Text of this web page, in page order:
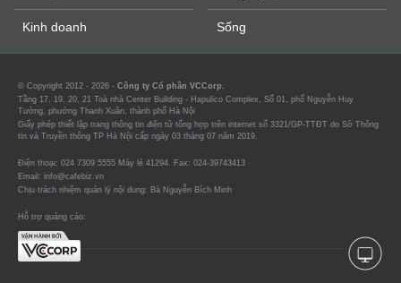
Kinh doanh Sống
© Copyright 2012 - 2026 - Công ty Cổ phần VCCorp.
Tầng 17, 19, 20, 21 Toà nhà Center Building - Hapulico Complex, Số 01, phố Nguyễn Huy
Tưởng, phường Thanh Xuân, thành phố Hà Nội
Giấy phép thiết lập trang thông tin điện tử tổng hợp trên internet số 3321/GP-TTĐT do Sở Thông
tin và Truyền thông TP Hà Nội cấp ngày 03 tháng 07 năm 2019.
Điện thoại: 024 7309 5555 Máy lẻ 41294. Fax: 024-39743413
Email: info@cafebiz.vn
Chịu trách nhiệm quản lý nội dung: Bà Nguyễn Bích Minh
Hỗ trợ quảng cáo: